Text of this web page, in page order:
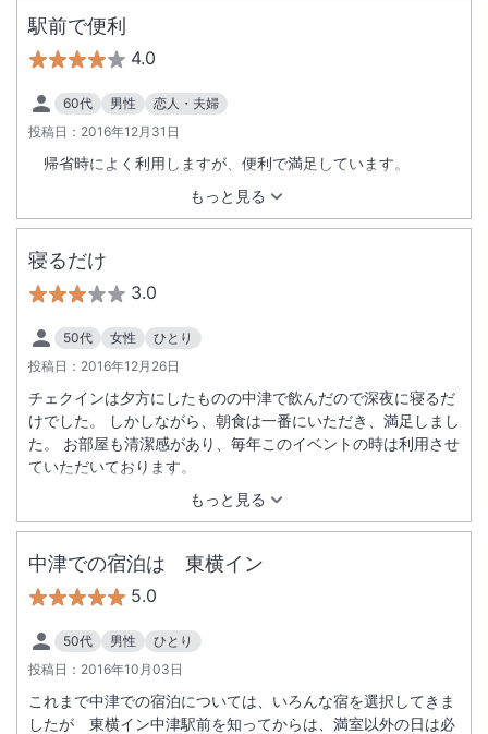
駅前で便利
4.0
60代 男性
恋人・夫婦
投稿日： 2016年12月31日
もっと見る
帰省時によく利用しますが、便利で満足しています。
寝るだけ
3.0
50代 女性
ひとり
投稿日： 2016年12月26日
もっと見る
チェクインは夕方にしたものの中津で飲んだので深夜に寝るだ
けでした。 しかしながら、朝食は一番にいただき、満足しまし
た。 お部屋も清潔感があり、毎年このイベントの時は利用させ
ていただいております。
中津での宿泊は 東横イン
5.0
50代 男性
ひとり
投稿日： 2016年10月03日
これまで中津での宿泊については、いろんな宿を選択してきま
したが 東横イン中津駅前を知ってからは、満室以外の日は必